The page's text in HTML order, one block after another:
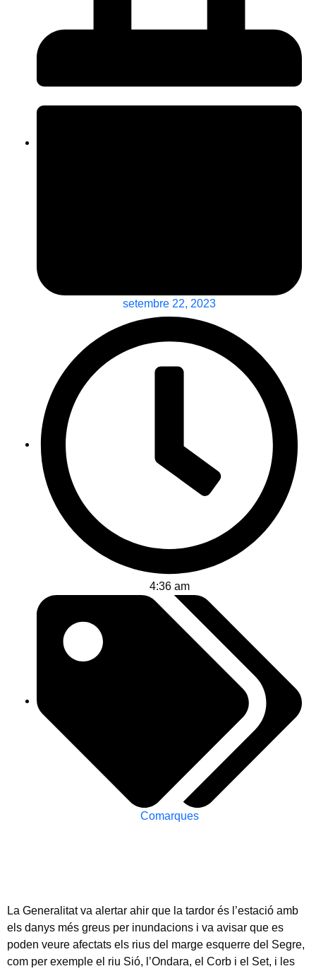
setembre 22, 2023
4:36 am
Comarques
La Generalitat va alertar ahir que la tardor és l’estació amb
els danys més greus per inundacions i va avisar que es
poden veure afectats els rius del marge esquerre del Segre,
com per exemple el riu Sió, l’Ondara, el Corb i el Set, i les